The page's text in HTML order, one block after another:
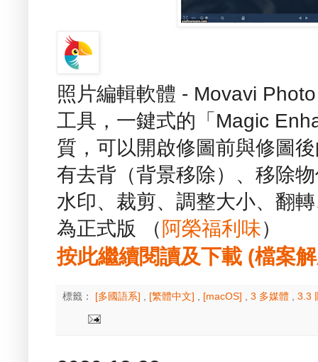
照片編輯軟體 - Movavi
工具，一鍵式的「Magic
質，可以開啟修圖前與修圖
有去背（背景移除）、移除
水印、裁剪、調整大小、翻
為正式版 （ 阿榮福利味）
按此繼續閱讀及下載 (檔案
標籤： [多國語系] [繁體中文] [macOS] 3 多媒體 3.3